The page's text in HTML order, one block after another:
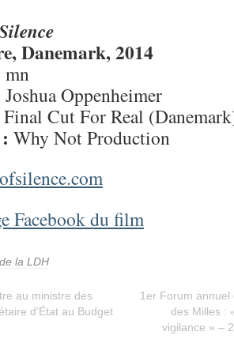
Danemark, 2014
mn
Joshua Oppenheimer
Final Cut For Real
Why Not Production
Facebook du film
la LDH
au ministre des
d’État au Budget
1er Forum
des Milles :
vigilance » –